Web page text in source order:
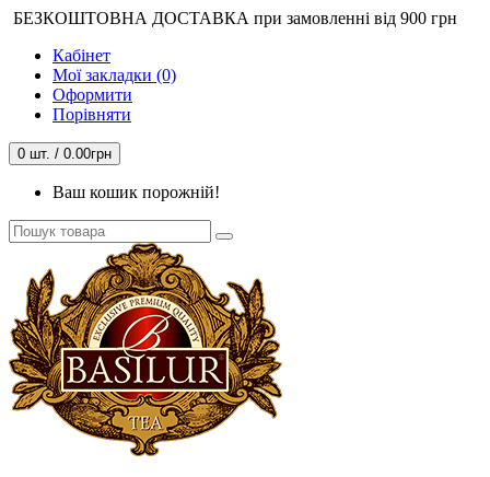
БЕЗКОШТОВНА ДОСТАВКА при замовленні від 900 грн
Кабінет
Мої закладки (0)
Оформити
Порівняти
0 шт. / 0.00грн
Ваш кошик порожній!